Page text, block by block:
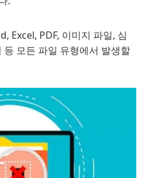
Excel, PDF, 이미지 파일, 심
모든 파일 유형에서 발생할